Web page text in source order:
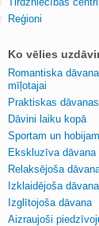
Reģioni
Ko vēlies
Romantiska dāvana
mīļotajai
Praktiskas dāvanas
Dāvini laiku kopā
Sportam un hobijam
Ekskluzīva dāvana
Relaksējoša
Izklaidējoša dāvana
Izglītojoša dāvana
Aizraujoši